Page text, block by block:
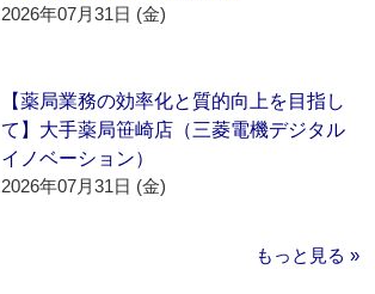
2026年07月31日 (金)
【薬局業務の効率化と質的向上を目指し
て】大手薬局笹崎店（三菱電機デジタル
イノベーション）
2026年07月31日 (金)
もっと見る »